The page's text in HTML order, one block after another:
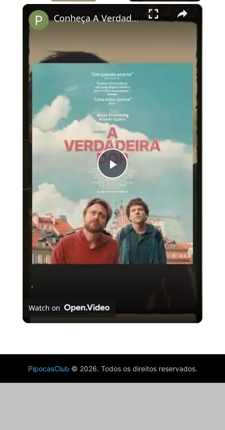
×
Play
Video
Conheça A Verdadeira Dor
Watch on
PipocasClub © 2026. Todos os direitos reservados.